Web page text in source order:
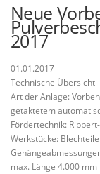
Über uns
Kontakt
Neue
2017
01.01.2017
Technische Übersicht
Art der Anlage:
getaktetem
Fördertechnik:
Werkstücke:
max. Länge 4.000 mm